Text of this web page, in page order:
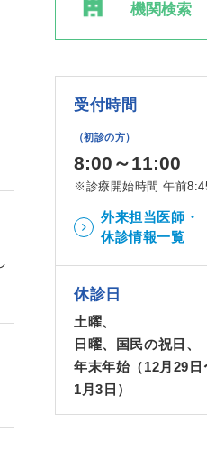
機関検索
受付時間
（初診の方）
8:00～11:00
※診療開始時間 午前
外来担当医師・
休診情報一覧
休診日
土曜、
日曜、国民の祝日、
年末年始（12月29日
1月3日）